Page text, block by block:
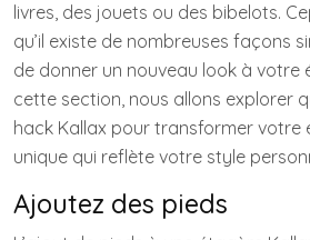
livres, des jouets ou des bibelots.
qu’il existe de nombreuses façons
de donner un nouveau look à votre
cette section, nous allons explorer
hack Kallax pour transformer votre
unique qui reflète votre style
Ajoutez des pieds